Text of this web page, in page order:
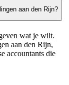
aan den Rijn?
wat je wilt.
aan den Rijn,
accountants die